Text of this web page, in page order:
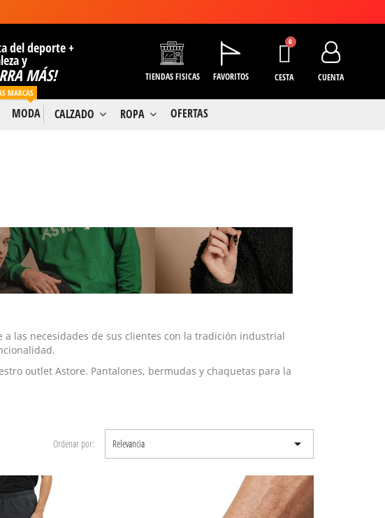
del deporte +
y
MÁS! TIENDAS FISICAS FAVORITOS CESTA CUENTA
MODA
MARCAS
CALZADO ROPA OFERTAS
las necesidades de sus clientes con la tradición industrial
outlet Astore. Pantalones, bermudas y chaquetas para la
Ordenar por: Relevancia 